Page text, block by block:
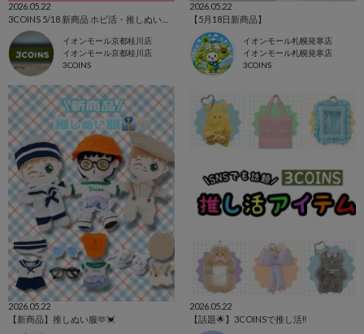
2026.05.22
イオンモール京都桂川店
イオンモール京都桂川店
3COINS
2026.05.22
【5月18日新商品】
イオンモール札幌発寒店
イオンモール札幌発寒店
3COINS
2026.05.22
【新商品】推しぬい服🫶💓
2026.05.22
【話題🌟】3COINSで推し活‼️